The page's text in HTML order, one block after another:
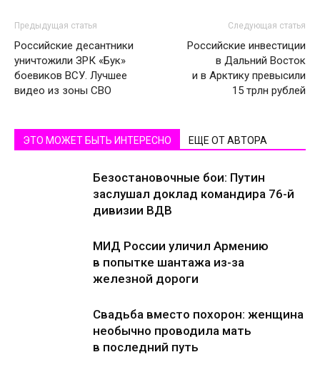
Предыдущая статья
Российские десантники
уничтожили ЗРК «Бук»
боевиков ВСУ. Лучшее
видео из зоны СВО
Следующая статья
Российские инвестиции
в Дальний Восток
и в Арктику превысили
15 трлн рублей
ЭТО МОЖЕТ БЫТЬ ИНТЕРЕСНО ЕЩЕ ОТ АВТОРА
Безостановочные бои: Путин
заслушал доклад командира 76-й
дивизии ВДВ
МИД России уличил Армению
в попытке шантажа из-за
железной дороги
Свадьба вместо похорон: женщина
необычно проводила мать
в последний путь